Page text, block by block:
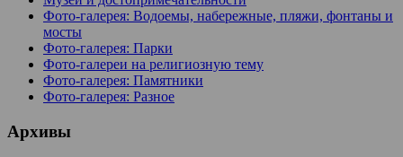
Фото-галерея: Водоемы, набережные, пляжи, фонтаны и
мосты
Фото-галерея: Парки
Фото-галереи на религиозную тему
Фото-галерея: Памятники
Фото-галерея: Разное
Архивы